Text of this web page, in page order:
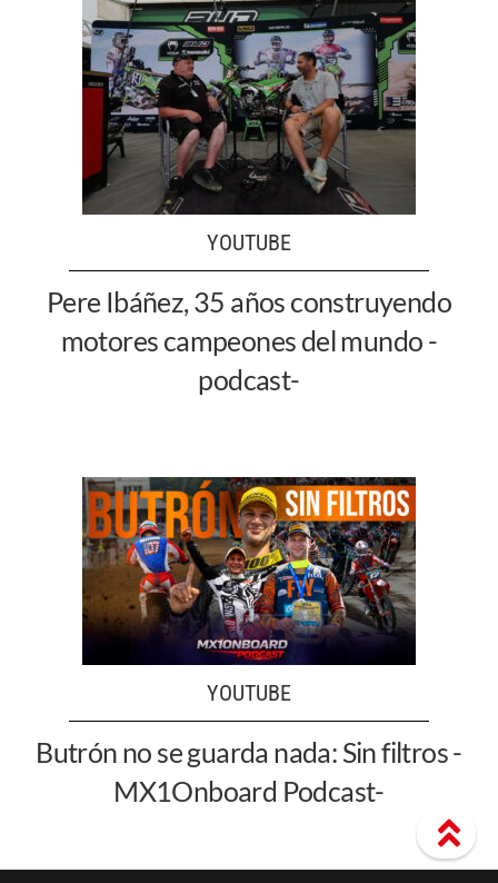
YOUTUBE
Pere Ibáñez, 35 años construyendo
motores campeones del mundo -
podcast-
YOUTUBE
Butrón no se guarda nada: Sin filtros -
MX1Onboard Podcast-